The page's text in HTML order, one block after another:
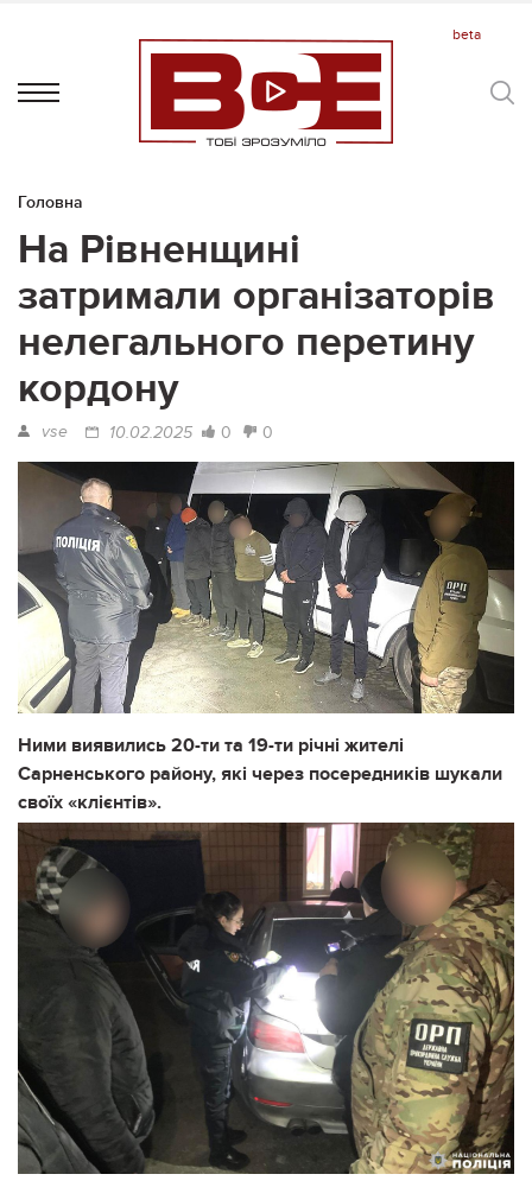
Головна
На Рівненщині
затримали організаторів
нелегального перетину
кордону
vse 10.02.2025 0 0
Ними виявились 20-ти та 19-ти річні жителі
Сарненського району, які через посередників шукали
своїх «клієнтів».